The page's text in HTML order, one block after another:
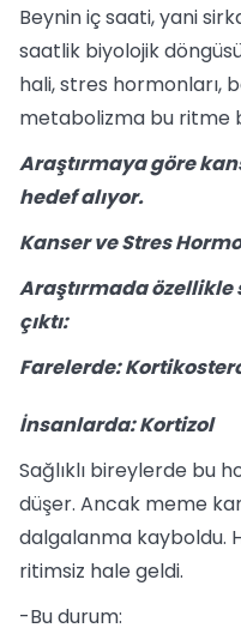
Beynin iç saati, yani
saatlik biyolojik
hali, stres hormonları,
metabolizma bu ritme
Araştırmaya göre
hedef alıyor.
Kanser ve Stres
Araştırmada özellikle
çıktı:
Farelerde:
İnsanlarda: Kortizol
Sağlıklı bireylerde bu
düşer. Ancak meme
dalgalanma kayboldu.
ritimsiz hale geldi.
-Bu durum: